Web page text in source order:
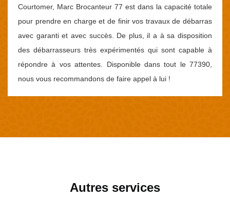
Courtomer, Marc Brocanteur 77 est dans la capacité totale
pour prendre en charge et de finir vos travaux de débarras
avec garanti et avec succès. De plus, il a à sa disposition
des débarrasseurs très expérimentés qui sont capable à
répondre à vos attentes. Disponible dans tout le 77390,
nous vous recommandons de faire appel à lui !
Autres services